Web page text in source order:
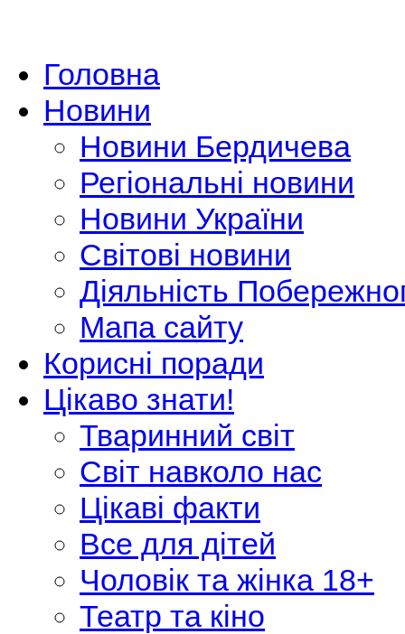
Головна
Новини
Новини Бердичева
Регіональні новини
Новини України
Світові новини
Діяльність
Мапа сайту
Корисні поради
Цікаво знати!
Тваринний світ
Світ навколо нас
Цікаві факти
Все для дітей
Чоловік та жінка 18+
Театр та кіно